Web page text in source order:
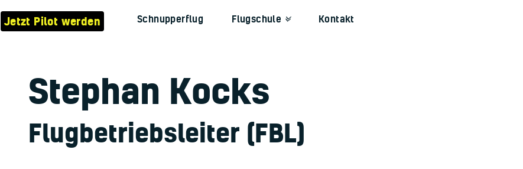
Jetzt Pilot werden Schnupperflug Flugschule Kontakt
Verein
Schnupperflug
Kontakt
Stephan Kocks
Flugbetriebsleiter (FBL)